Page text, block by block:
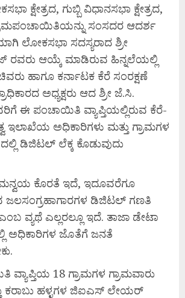
ಕ್ಷೇತ್ರದ, ಗುಬ್ಬಿ ವಿಧಾನಸಭಾ ಕ್ಷೇತ್ರದ,
ಸಂಸದರ ಆದರ್ಶ
ಲೋಕಸಭಾ ಸದಸ್ಯರಾದ ಶ್ರೀ
ರವರು ಆಯ್ಕೆ ಮಾಡಿರುವ ಹಿನ್ನಲೆಯಲ್ಲಿ
ಹಾಗೂ ಕರ್ನಾಟಕ ಕೆರೆ ಸಂರಕ್ಷಣೆ
ಅಧ್ಯಕ್ಷರು ಆದ ಶ್ರೀ ಜೆ.ಸಿ.
ಈ ಪಂಚಾಯಿತಿ ವ್ಯಾಪ್ತಿಯಲ್ಲಿರುವ ಕೆರೆ-
ಇಲಾಖೆಯ ಅಧಿಕಾರಿಗಳು ಮತ್ತು ಗ್ರಾಮಗಳ
ಡಿಜಿಟಲ್ ಲೆಕ್ಕ ಕೊಡುವುದು
ಕೊರತೆ ಇದೆ, ಇದೂವರೆಗೂ
ಜಲಸಂಗ್ರಹಾಗಾರಗಳ ಡಿಜಿಟಲ್ ಗಣತಿ
ವ್ಯಥೆ ಎಲ್ಲರಲ್ಲೂ ಇದೆ. ತಾಜಾ ಡೇಟಾ
ಅಧಿಕಾರಿಗಳ ಜೊತೆಗೆ ಜನತೆ
ವ್ಯಾಪ್ತಿಯ 18 ಗ್ರಾಮಗಳ ಗ್ರಾಮವಾರು
ಕರಾಬು ಹಳ್ಳಗಳ ಜಿಐಎಸ್ ಲೇಯರ್